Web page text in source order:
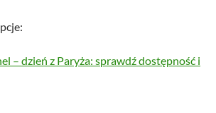
– dzień z Paryża: sprawdź dostępność i